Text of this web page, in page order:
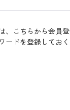
、こちらから会員登
ードを登録してお